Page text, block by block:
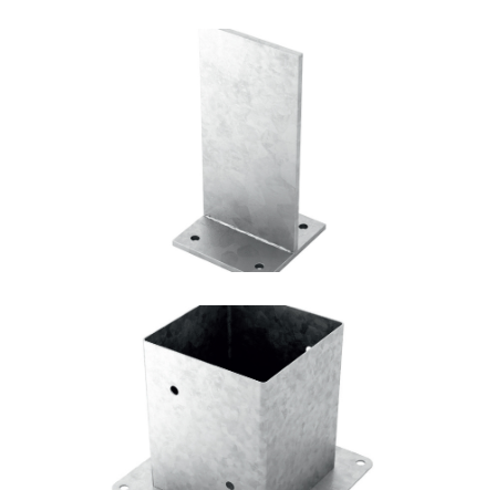
Portapilastro TYP F70
Portapilastro TYP F50
ROTHOBLAAS